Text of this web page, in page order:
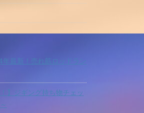
年最新！売れ筋ロッドラン
】ジギング持ち物チェッ